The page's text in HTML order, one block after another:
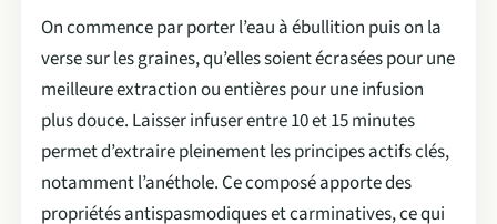
On commence par porter l’eau à ébullition puis on la
verse sur les graines, qu’elles soient écrasées pour une
meilleure extraction ou entières pour une infusion
plus douce. Laisser infuser entre 10 et 15 minutes
permet d’extraire pleinement les principes actifs clés,
notamment l’anéthole. Ce composé apporte des
propriétés antispasmodiques et carminatives, ce qui